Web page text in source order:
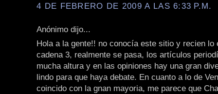
4 DE FEBRERO DE 2009 A LAS 6:33 P.M.
Anónimo dijo...
Hola a la gente!! no conocía este sitio y recien lo
cadena 3, realmente se pasa, los artículos
mucha altura y en las opiniones hay una gran
lindo para que haya debate. En cuanto a lo de
coincido con la gnan mayoria, me parece que